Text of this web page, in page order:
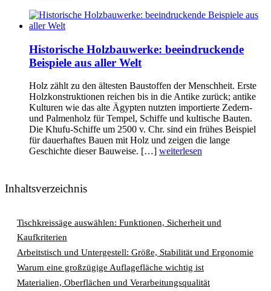
Historische Holzbauwerke: beeindruckende
Beispiele aus aller Welt
Holz zählt zu den ältesten Baustoffen der Menschheit. Erste
Holzkonstruktionen reichen bis in die Antike zurück; antike
Kulturen wie das alte Ägypten nutzten importierte Zedern-
und Palmenholz für Tempel, Schiffe und kultische Bauten.
Die Khufu-Schiffe um 2500 v. Chr. sind ein frühes Beispiel
für dauerhaftes Bauen mit Holz und zeigen die lange
Geschichte dieser Bauweise. […] weiterlesen
Inhaltsverzeichnis
Tischkreissäge auswählen: Funktionen, Sicherheit und
Kaufkriterien
Arbeitstisch und Untergestell: Größe, Stabilität und Ergonomie
Warum eine großzügige Auflagefläche wichtig ist
Materialien, Oberflächen und Verarbeitungsqualität